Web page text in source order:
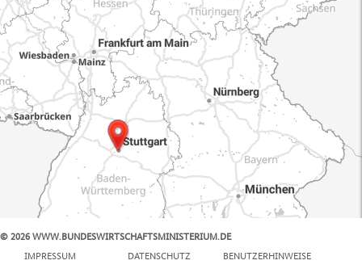
© 2026 WWW.BUNDESWIRTSCHAFTSMINISTERIUM.DE
IMPRESSUM
DATENSCHUTZ BENUTZERHINWEISE